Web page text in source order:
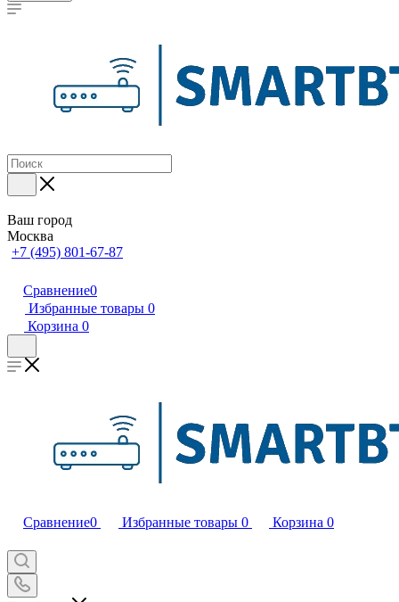
Ваш город
Москва
+7 (495) 801-67-87
Сравнение0
Избранные товары 0
Корзина 0
Сравнение0 Избранные товары 0 Корзина 0